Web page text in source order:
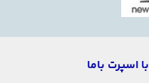
با اسپرت باما